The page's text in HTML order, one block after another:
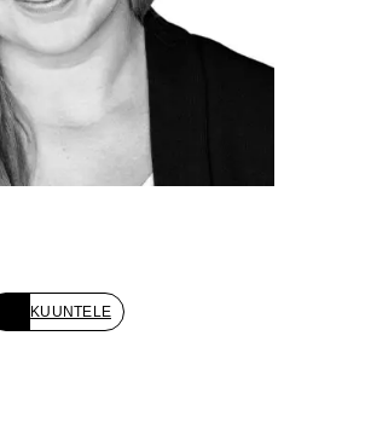
KUUNTELE